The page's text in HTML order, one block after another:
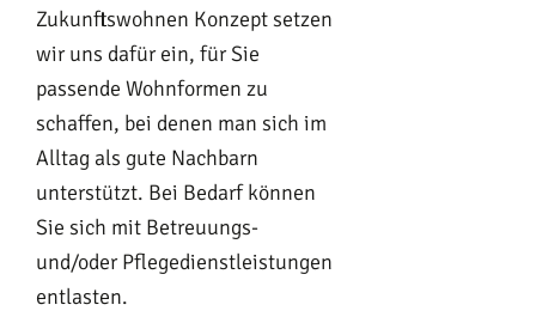
Zukunftswohnen Konzept setzen
wir uns dafür ein, für Sie
passende Wohnformen zu
schaffen, bei denen man sich im
Alltag als gute Nachbarn
unterstützt. Bei Bedarf können
Sie sich mit Betreuungs-
und/oder Pflegedienstleistungen
entlasten.